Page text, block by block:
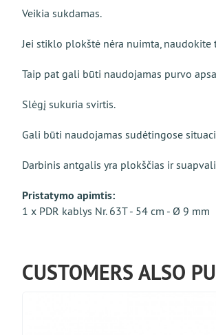
Veikia sukdamas.
Jei stiklo plokštė nėra nuimta, naudokite
Taip pat gali būti naudojamas purvo
Slėgį sukuria svirtis.
Gali būti naudojamas sudėtingose
Darbinis antgalis yra plokščias ir
Pristatymo apimtis:
1 x PDR kablys Nr. 63T - 54 cm - Ø 9 mm
CUSTOMERS ALSO